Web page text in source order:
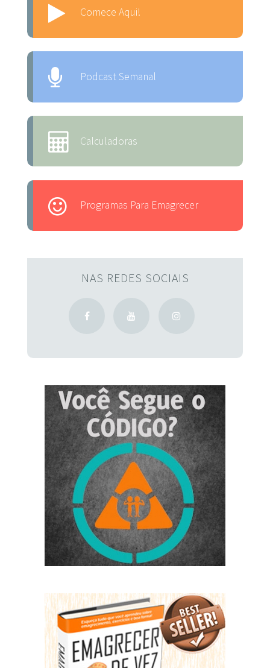
Comece Aqui!
Podcast Semanal
Calculadoras
Programas Para Emagrecer
NAS REDES SOCIAIS